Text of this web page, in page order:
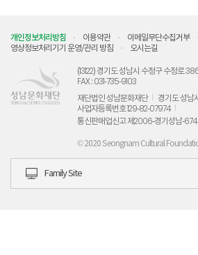
개인정보처리방침 이용약관 이메일무단수집거부
영상정보처리기기 운영/관리 방침
오시는길
(13122) 경기도 성남시 수정구 수정로
FAX : 031-735-9103
재단법인 성남문화재단
경기도 성남
사업자등록번호 129-82-07974
통신판매업신고 제2006-경기성남-
© 2020 Seongnam Cultural
Family Site